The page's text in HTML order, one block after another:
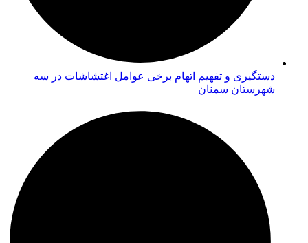
دستگیری و تفهیم اتهام برخی عوامل اغتشاشات در سه
شهرستان سمنان